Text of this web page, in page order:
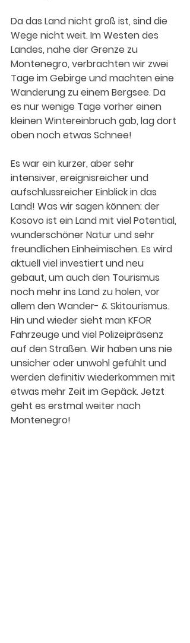
Da das Land nicht groß ist, sind die
Wege nicht weit. Im Westen des
Landes, nahe der Grenze zu
Montenegro, verbrachten wir zwei
Tage im Gebirge und machten eine
Wanderung zu einem Bergsee. Da
es nur wenige Tage vorher einen
kleinen Wintereinbruch gab, lag dort
oben noch etwas Schnee!
Es war ein kurzer, aber sehr
intensiver, ereignisreicher und
aufschlussreicher Einblick in das
Land! Was wir sagen können: der
Kosovo ist ein Land mit viel Potential,
wunderschöner Natur und sehr
freundlichen Einheimischen. Es wird
aktuell viel investiert und neu
gebaut, um auch den Tourismus
noch mehr ins Land zu holen, vor
allem den Wander- & Skitourismus.
Hin und wieder sieht man KFOR
Fahrzeuge und viel Polizeipräsenz
auf den Straßen. Wir haben uns nie
unsicher oder unwohl gefühlt und
werden definitiv wiederkommen mit
etwas mehr Zeit im Gepäck. Jetzt
geht es erstmal weiter nach
Montenegro!